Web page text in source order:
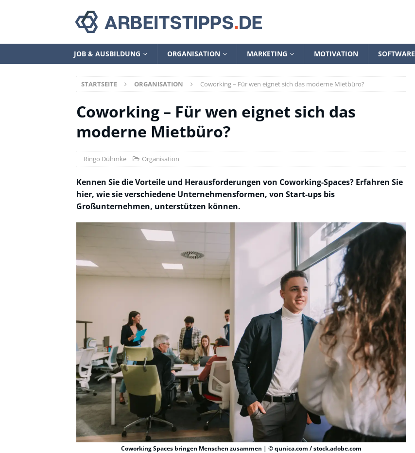
JOB & AUSBILDUNG ORGANISATION MARKETING MOTIVATION SOFTWARE
STARTSEITE ORGANISATION Coworking – Für wen eignet sich das moderne Mietbüro?
Coworking – Für wen eignet sich das
moderne Mietbüro?
Ringo Dühmke Organisation
Kennen Sie die Vorteile und Herausforderungen von Coworking-Spaces? Erfahren Sie
hier, wie sie verschiedene Unternehmensformen, von Start-ups bis
Großunternehmen, unterstützen können.
Coworking Spaces bringen Menschen zusammen | © qunica.com / stock.adobe.com